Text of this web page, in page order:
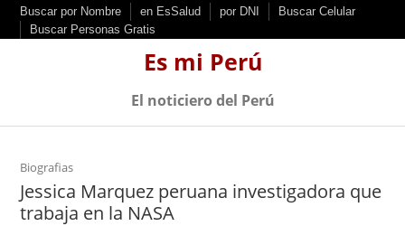
k
Buscar por Nombre en EsSalud por DNI
Buscar Celular
Buscar Personas Gratis
Es mi Perú
El noticiero del Perú
Biografias
Jessica Marquez peruana investigadora que
trabaja en la NASA